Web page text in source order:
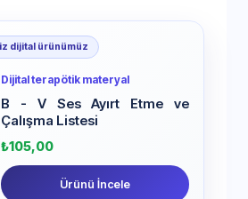
dijital ürünümüz
Dijital terapötik materyal
B - V Ses Ayırt Etme ve
Çalışma Listesi
₺105,00
Ürünü İncele